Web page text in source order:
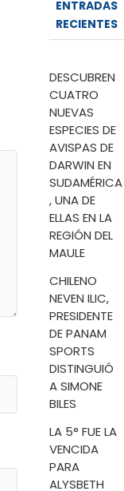
ENTRADAS
RECIENTES
DESCUBREN
CUATRO
NUEVAS
ESPECIES DE
AVISPAS DE
DARWIN EN
SUDAMÉRICA
, UNA DE
ELLAS EN LA
REGIÓN DEL
MAULE
CHILENO
NEVEN ILIC,
PRESIDENTE
DE PANAM
SPORTS
DISTINGUIÓ
A SIMONE
BILES
LA 5° FUE LA
VENCIDA
PARA
ALYSBETH